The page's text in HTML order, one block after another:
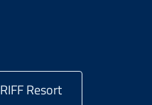
RIFF Resort